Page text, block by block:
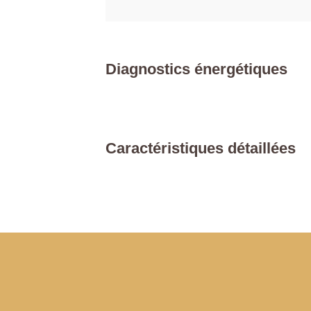
Diagnostics énergétiques
Caractéristiques détaillées